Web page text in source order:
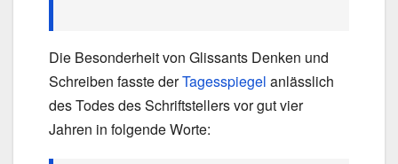
Die Besonderheit von Glissants Denken und
Schreiben fasste derTagesspiegel anlässlich
des Todes des Schriftstellers vor gut vier
Jahren in folgende Worte: